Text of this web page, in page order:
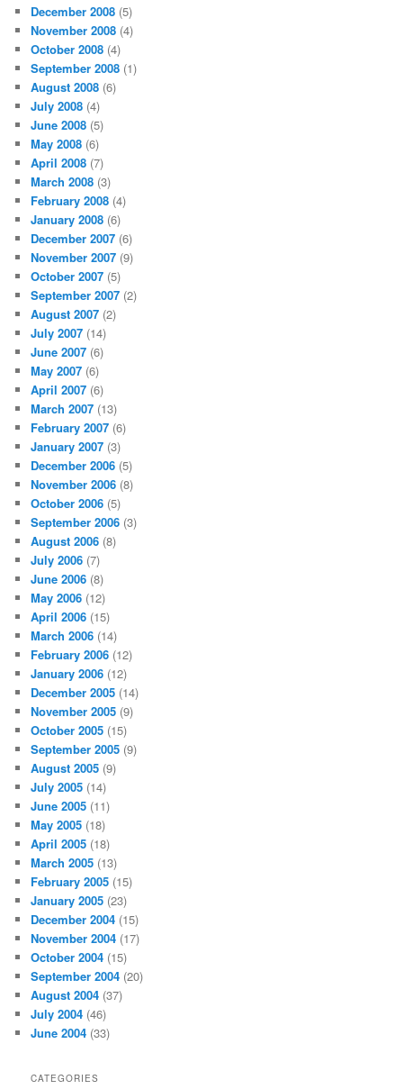
December 2008 (5)
November 2008 (4)
October 2008 (4)
September 2008 (1)
August 2008 (6)
July 2008 (4)
June 2008 (5)
May 2008 (6)
April 2008 (7)
March 2008 (3)
February 2008 (4)
January 2008 (6)
December 2007 (6)
November 2007 (9)
October 2007 (5)
September 2007 (2)
August 2007 (2)
July 2007 (14)
June 2007 (6)
May 2007 (6)
April 2007 (6)
March 2007 (13)
February 2007 (6)
January 2007 (3)
December 2006 (5)
November 2006 (8)
October 2006 (5)
September 2006 (3)
August 2006 (8)
July 2006 (7)
June 2006 (8)
May 2006 (12)
April 2006 (15)
March 2006 (14)
February 2006 (12)
January 2006 (12)
December 2005 (14)
November 2005 (9)
October 2005 (15)
September 2005 (9)
August 2005 (9)
July 2005 (14)
June 2005 (11)
May 2005 (18)
April 2005 (18)
March 2005 (13)
February 2005 (15)
January 2005 (23)
December 2004 (15)
November 2004 (17)
October 2004 (15)
September 2004 (20)
August 2004 (37)
July 2004 (46)
June 2004 (33)
CATEGORIES